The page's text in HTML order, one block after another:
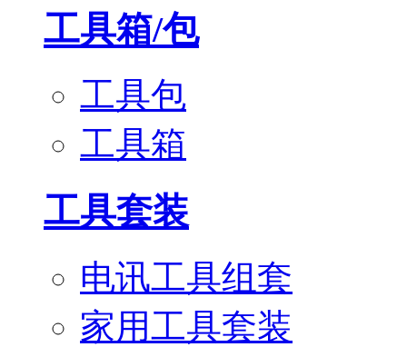
工具箱/包
工具包
工具箱
工具套装
电讯工具组套
家用工具套装